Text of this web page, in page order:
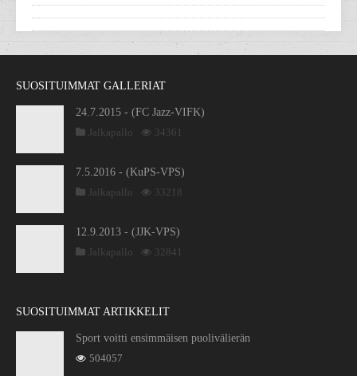
SUOSITUIMMAT GALLERIAT
24.7.2015 - (FC Jazz-VIFK)
Jalkapallo
34361
7.5.2016 - (KuPS-VPS)
Jalkapallo
33218
12.9.2013 - (JJK-VPS)
Jalkapallo
32841
SUOSITUIMMAT ARTIKKELIT
Sport voitti ensimmäisen puolivälierän
504057